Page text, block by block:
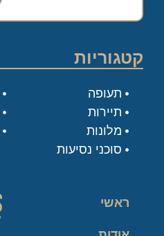
קטגוריות
תעופה
תיירות
מלונות
סוכני נסיעות
ראשי